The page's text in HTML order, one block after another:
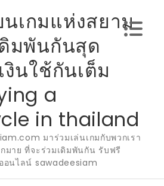
เกมแห่งสยาม
มพันกันสุด
งินใช้กันเต็ม
a
in thailand
มาร่วมเล่นเกมกับพวกเรา
มาย ที่จะร่วมเดิมพันกัน รับฟรี
อนไลน์ sawadeesiam